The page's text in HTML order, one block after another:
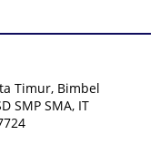
Timur, Bimbel
SMP SMA, IT